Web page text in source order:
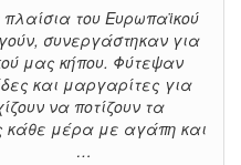
του Ευρωπαϊκού
συνεργάστηκαν για
μας κήπου. Φύτεψαν
και μαργαρίτες για
να ποτίζουν τα
κάθε μέρα με αγάπη και
…